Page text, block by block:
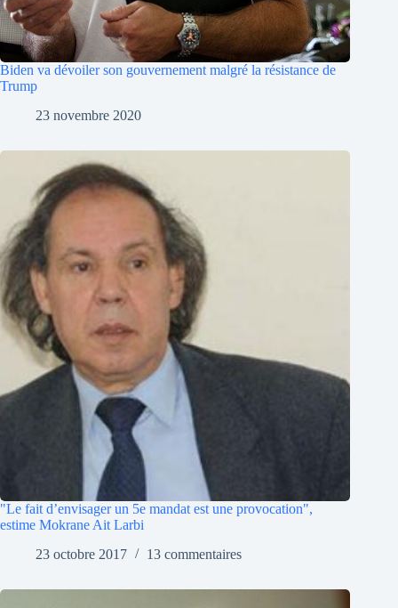
Biden va dévoiler son gouvernement malgré la résistance de
Trump
23 novembre 2020
"Le fait d’envisager un 5e mandat est une provocation",
estime Mokrane Ait Larbi
23 octobre 2017
13 commentaires